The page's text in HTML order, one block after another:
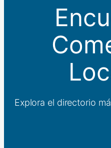
Explora el directorio